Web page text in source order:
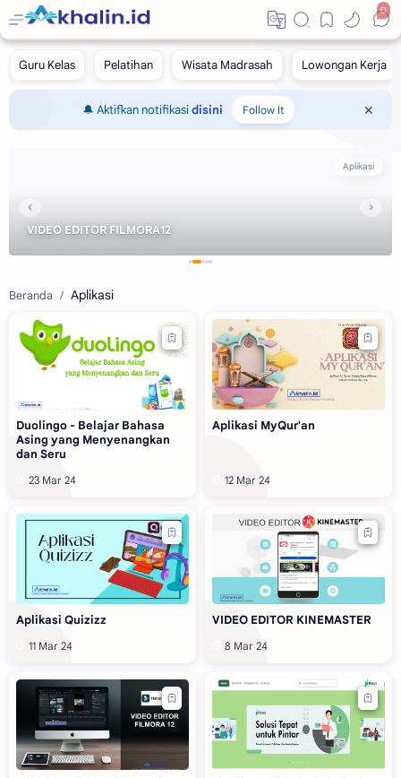
0
🔔 Aktifkan notifikasidisini Follow It
VIDEO EDITOR FILMORA12
Aplikasi
‹ ›
Aplikasi
Duolingo - Belajar Bahasa
Asing yang Menyenangkan
dan Seru
Aplikasi MyQur'an
Aplikasi Quizizz VIDEO EDITOR KINEMASTER